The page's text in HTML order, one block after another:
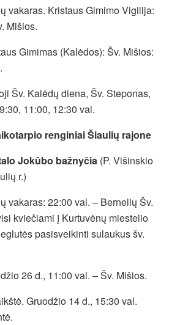
vakaras. Kristaus Gimimo Vigilija:
Mišios.
Gimimas (Kalėdos): Šv. Mišios:
Šv. Kalėdų diena, Šv. Steponas,
11:00, 12:30 val.
renginiai Šiaulių rajone
Jokūbo bažnyčia (P. Višinskio
r.)
vakaras: 22:00 val. – Bernelių Šv.
kviečiami į Kurtuvėnų miestelio
pasisveikinti sulaukus šv.
26 d., 11:00 val. – Šv. Mišios.
Gruodžio 14 d., 15:30 val.